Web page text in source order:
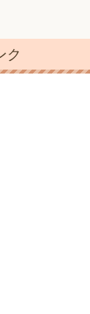
ク